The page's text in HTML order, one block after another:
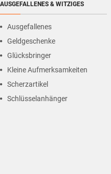
AUSGEFALLENES & WITZIGES
Ausgefallenes
Geldgeschenke
Glücksbringer
Kleine Aufmerksamkeiten
Scherzartikel
Schlüsselanhänger